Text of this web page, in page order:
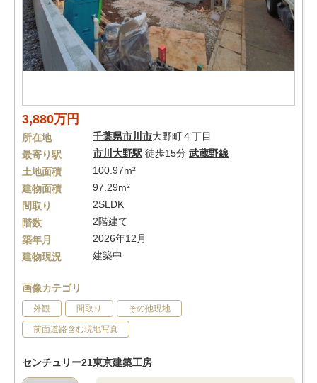
3,880万円
所在地 千葉県市川市大野町４丁目
最寄り駅
市川大野駅 徒歩15分 武蔵野線
土地面積
100.97m²
建物面積
97.29m²
間取り
2SLDK
階数
2階建て
築年月
2026年12月
建物現況
建築中
画像カテゴリ
外観 間取り その他現地
前面道路含む現地写真
センチュリー21東京建築工房